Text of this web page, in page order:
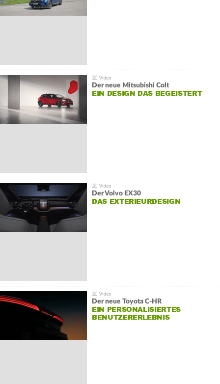
Der neue Mitsubishi Colt
EIN DESIGN DAS BEGEISTERT
Der Volvo EX30
DAS EXTERIEURDESIGN
Der neue Toyota C-HR
EIN PERSONALISIERTES
BENUTZERERLEBNIS